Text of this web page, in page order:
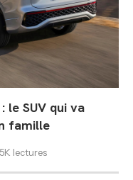
le SUV qui va
famille
lectures